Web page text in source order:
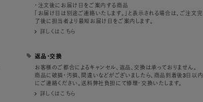
・注文後にお届け日をご案内する商品
「お届け日は別途ご連絡いたします。」と表示される場合は、ご注文完
了後に担当者より最短お届け日をご案内します。
詳しくはこちら
返品・交換
お客様のご都合によるキャンセル、返品、交換は承っておりません。
商品に破損・汚損、間違いなどがございましたら、商品到着後3日以内
にご連絡ください。送料弊社負担にて修理・交換いたします。
詳しくはこちら